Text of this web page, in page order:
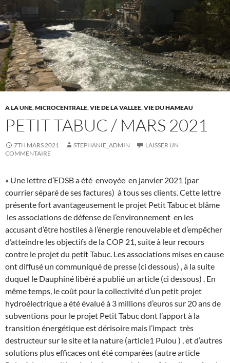
A LA UNE,MICROCENTRALE,VIE DE LA VALLEE,VIE DU HAMEAU
PETIT TABUC / MARS 2021
7TH MARS 2021 STEPHANIE_ADMIN
LAISSER UN
COMMENTAIRE
« Une lettre d’EDSB a été envoyée en janvier 2021 (par
courrier séparé de ses factures) à tous ses clients. Cette lettre
présente fort avantageusement le projet Petit Tabuc et blâme
les associations de défense de l’environnement en les
accusant d’être hostiles à l’énergie renouvelable et d’empêcher
d’atteindre les objectifs de la COP 21, suite à leur recours
contre le projet du petit Tabuc. Les associations mises en cause
ont diffusé un communiqué de presse (ci dessous) , à la suite
duquel le Dauphiné libéré a publié un article (ci dessous) . En
même temps, le coût pour la collectivité d’un petit projet
hydroélectrique a été évalué à 3 millions d’euros sur 20 ans de
subventions pour le projet Petit Tabuc dont l’apport à la
transition énergétique est dérisoire mais l’impact très
destructeur sur le site et la nature (article1 Pulou ) , et d’autres
solutions plus efficaces ont été comparées (autre article